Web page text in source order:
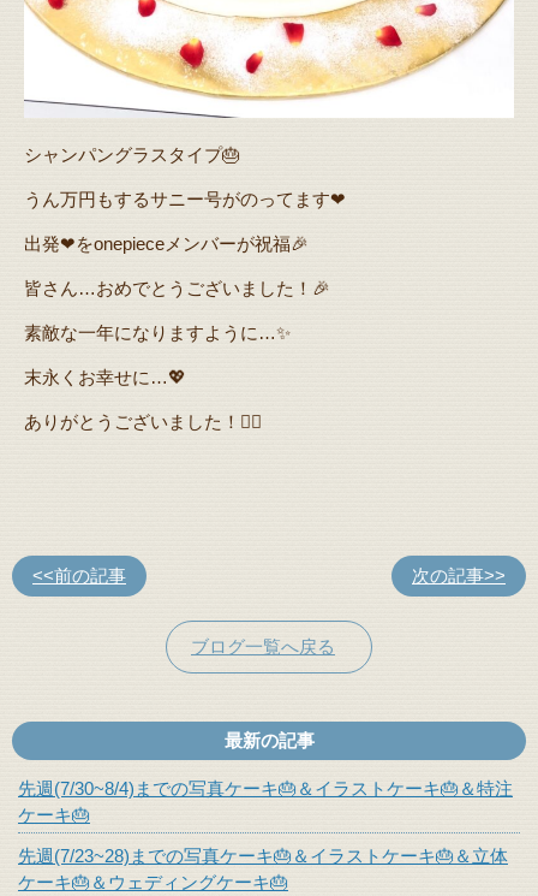
シャンパングラスタイプ🎂
うん万円もするサニー号がのってます❤
出発❤をonepieceメンバーが祝福🎉
皆さん…おめでとうございました！🎉
素敵な一年になりますように…✨
末永くお幸せに…💖
ありがとうございました！🙇‍♂️
次の記事>>
<<前の記事
ブログ一覧へ戻る
最新の記事
先週(7/30~8/4)までの写真ケーキ🎂＆イラストケーキ🎂＆特注
ケーキ🎂
先週(7/23~28)までの写真ケーキ🎂＆イラストケーキ🎂＆立体
ケーキ🎂＆ウェディングケーキ🎂